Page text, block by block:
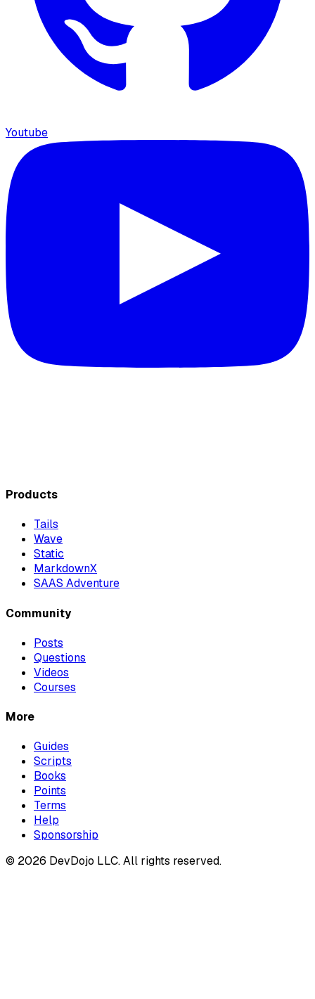
Youtube
Products
Tails
Wave
Static
MarkdownX
SAAS Adventure
Community
Posts
Questions
Videos
Courses
More
Guides
Scripts
Books
Points
Terms
Help
Sponsorship
© 2026 DevDojo LLC. All rights reserved.